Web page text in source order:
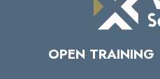
OPEN TRAINING